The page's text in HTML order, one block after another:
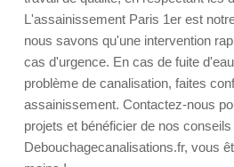
L'assainissement Paris 1er est
nous savons qu'une intervention
cas d'urgence. En cas de fuite
problème de canalisation, faites
assainissement. Contactez-nous
projets et bénéficier de nos
Debouchagecanalisations.fr, vous